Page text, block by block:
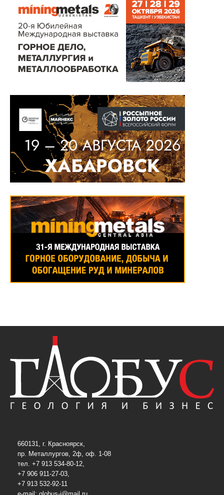
660131, г. Красноярск,
пр. Металлургов, 2ф, оф. 1-08
тел. +7 913 534-80-12,
+7 906 911-27-03,
+7 913 532-92-11